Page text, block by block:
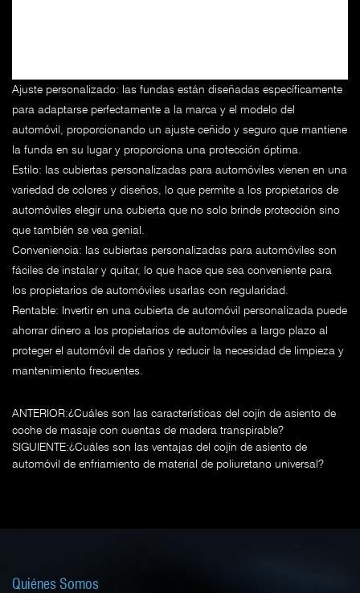
Ajuste personalizado: las fundas están diseñadas específicamente
para adaptarse perfectamente a la marca y el modelo del
automóvil, proporcionando un ajuste ceñido y seguro que mantiene
la funda en su lugar y proporciona una protección óptima.
Estilo: las cubiertas personalizadas para automóviles vienen en una
variedad de colores y diseños, lo que permite a los propietarios de
automóviles elegir una cubierta que no solo brinde protección sino
que también se vea genial.
Conveniencia: las cubiertas personalizadas para automóviles son
fáciles de instalar y quitar, lo que hace que sea conveniente para
los propietarios de automóviles usarlas con regularidad.
Rentable: Invertir en una cubierta de automóvil personalizada puede
ahorrar dinero a los propietarios de automóviles a largo plazo al
proteger el automóvil de daños y reducir la necesidad de limpieza y
mantenimiento frecuentes.
ANTERIOR:¿Cuáles son las características del cojín de asiento de
coche de masaje con cuentas de madera transpirable?
SIGUIENTE:¿Cuáles son las ventajas del cojín de asiento de
automóvil de enfriamiento de material de poliuretano universal?
Quiénes Somos